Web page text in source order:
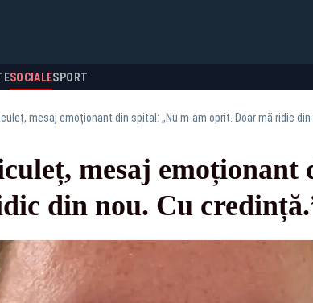
SOCIALESPORT
mesaj emoționant din spital: „Nu m-am oprit. Doar mă ridic din
mesaj
din nou. Cu